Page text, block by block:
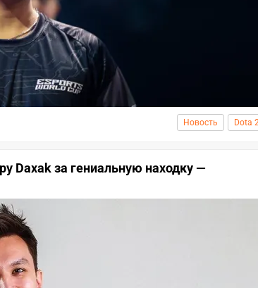
Новость Dota
Daxak за гениальную находку —